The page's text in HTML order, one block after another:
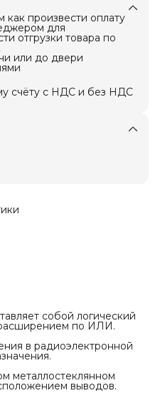
произвести оплату
для
отгрузки товара по
или до двери
счёту с НДС и без НДС
собой логический
по ИЛИ.
в радиоэлектронной
металлостеклянном
выводов.